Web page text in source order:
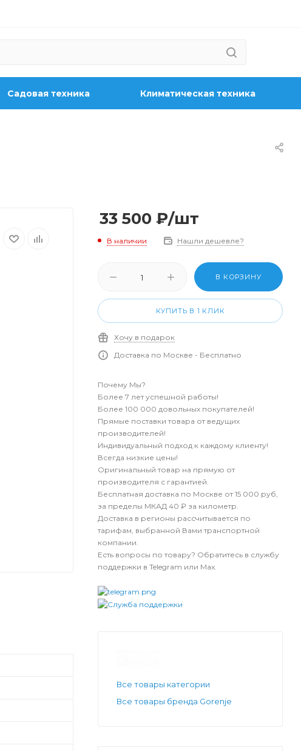
Садовая техника Климатическая техника
33 500 ₽/шт
В наличии Нашли дешевле?
В КОРЗИНУ
КУПИТЬ В 1 КЛИК
Хочу в подарок
Доставка по Москве - Бесплатно
Почему Мы?
Более 7 лет успешной работы!
Более 100 000 довольных покупателей!
Прямые поставки товара от ведущих
производителей!
Индивидуальный подход к каждому клиенту!
Всегда низкие цены!
Оригинальный товар на прямую от
производителя с гарантией.
Бесплатная доставка по Москве от 15 000 руб,
за пределы МКАД 40 ₽ за километр.
Доставка в регионы рассчитывается по
тарифам, выбранной Вами транспортной
компании.
Есть вопросы по товару? Обратитесь в службу
поддержки в Telegram или Max.
Все товары категории
Все товары бренда Gorenje